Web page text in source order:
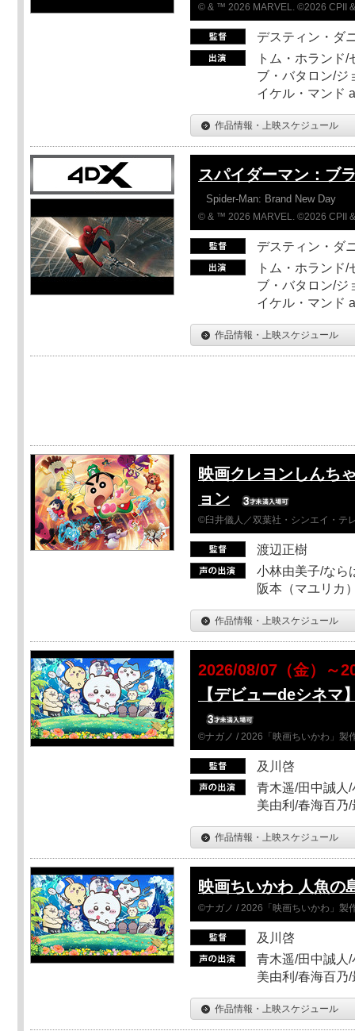
© & ™ 2026 MARVEL. ©2026 CPII
デスティン・ダ
トム・ホランド
ブ・バタロン/ジ
イケル・マンド
作品情報・上映スケジュール
スパイダーマン：ブ
Spider-Man: Brand New Day
© & ™ 2026 MARVEL. ©2026 CPII
デスティン・ダ
トム・ホランド
ブ・バタロン/ジ
イケル・マンド
作品情報・上映スケジュール
映画クレヨンしんち
ョン
©臼井儀人／双葉社・シンエイ・テ
渡辺正樹
小林由美子/なら
阪本（マユリカ
作品情報・上映スケジュール
2026/08/07（金）～
【デビューdeシネマ
©ナガノ / 2026「映画ちいかわ」製
及川啓
青木遥/田中誠人
美由利/春海百乃
作品情報・上映スケジュール
映画ちいかわ 人魚の
©ナガノ / 2026「映画ちいかわ」製
及川啓
青木遥/田中誠人
美由利/春海百乃
作品情報・上映スケジュール